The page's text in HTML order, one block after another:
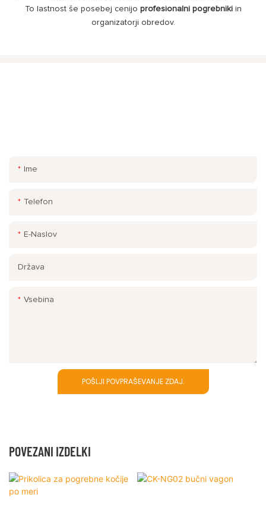
To lastnost še posebej cenijo profesionalni pogrebnikiin
organizatorji obredov.
Ime
Telefon
E-Naslov
Država
Vsebina
POŠLJI POVPRAŠEVANJE ZDAJ.
POVEZANI IZDELKI